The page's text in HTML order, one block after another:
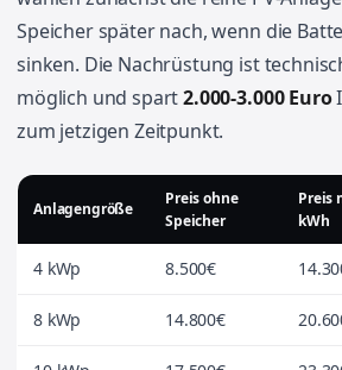
Speicher später nach, wenn die
sinken. Die Nachrüstung ist
möglich und spart2.000-3.000 Euro
zum jetzigen Zeitpunkt.
Anlagengröße
Preis ohne
Speicher
Preis
kWh
4 kWp 8.500€
8 kWp 14.800€